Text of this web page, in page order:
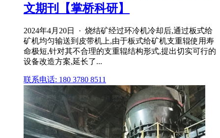
文期刊【掌桥科研】
2024年4月20日 · 烧结矿经过环冷机冷却后,通过板式给
矿机均匀输送到皮带机上,由于板式给矿机支重辊使用寿
命极短,针对其不合理的支重辊结构形式,提出切实可行的
设备改造方案,延长了...
联系电话: 180 3780 8511